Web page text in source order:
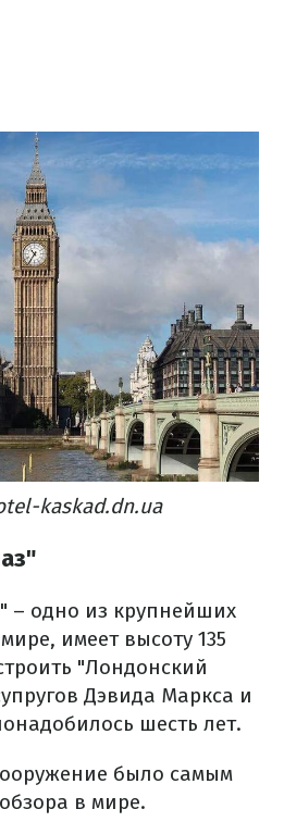
kaskad.dn.ua
– одно из крупнейших
имеет высоту 135
"Лондонский
Дэвида Маркса и
шесть лет.
было самым
в мире.